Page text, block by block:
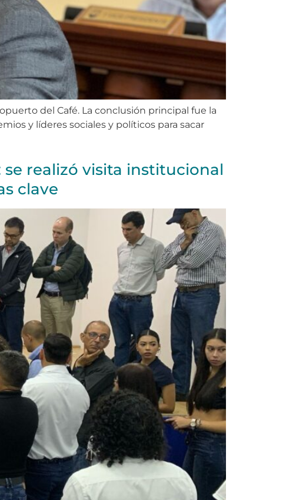
del Café. La conclusión principal fue la
y líderes sociales y políticos para sacar
realizó visita institucional
clave